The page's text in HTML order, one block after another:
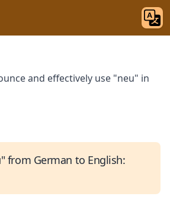
and effectively use "neu" in
from German to English: